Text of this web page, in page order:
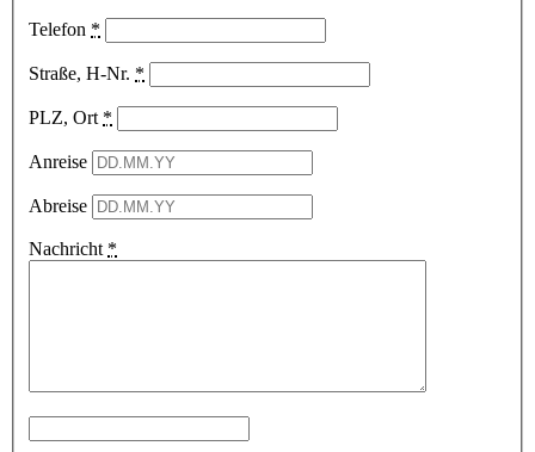
Telefon *
Straße, H-Nr. *
PLZ, Ort *
Anreise
Abreise
Nachricht *